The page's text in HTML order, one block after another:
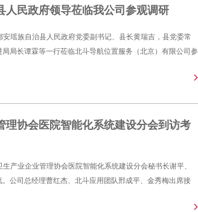
人民政府领导莅临我公司参观调研
瑶族自治县人民政府党委副书记、县长黄瑞吉，县党委常
局长谭霖等一行莅临北斗导航位置服务（北京）有限公司参
理协会医院智能化系统建设分会到访考
产业企业管理协会医院智能化系统建设分会秘书长谢平、
公司总经理曹红杰、北斗应用团队邢成平、金秀梅出席接